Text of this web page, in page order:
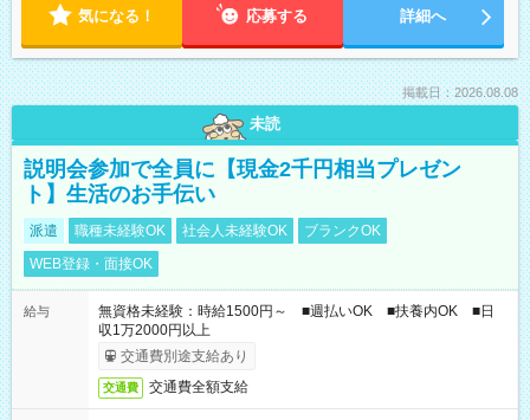
気になる！ 応募する 詳細へ
掲載日：2026.08.08
未読
説明会参加で全員に【現金2千円相当プレゼン
ト】生活のお手伝い
派遣 職種未経験OK 社会人未経験OK
ブランクOK
WEB登録・面接OK
給与
無資格未経験：時給1500円～ ■週払いOK ■扶養内OK ■日
収1万2000円以上
交通費別途支給あり
交通費 交通費全額支給